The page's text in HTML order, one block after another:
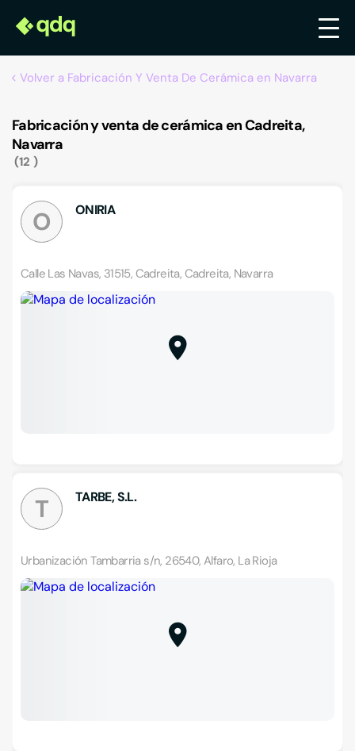
Volver a Fabricación Y Venta De Cerámica en Navarra
Fabricación y venta de cerámica en Cadreita,
Navarra
12
O ONIRIA
Calle Las Navas, 31515, Cadreita, Cadreita, Navarra
T TARBE, S.L.
Urbanización Tambarria s/n, 26540, Alfaro, La Rioja